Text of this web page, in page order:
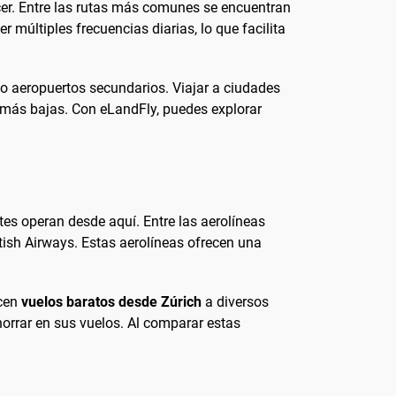
Entre las rutas más comunes se encuentran
múltiples frecuencias diarias, lo que facilita
aeropuertos secundarios. Viajar a ciudades
bajas. Con eLandFly, puedes explorar
operan desde aquí. Entre las aerolíneas
Airways. Estas aerolíneas ofrecen una
vuelos baratos desde Zúrich a diversos
en sus vuelos. Al comparar estas